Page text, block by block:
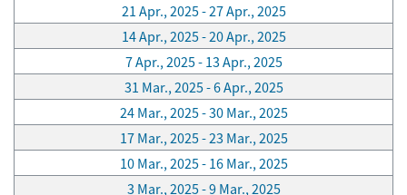
21 Apr., 2025 - 27 Apr., 2025
14 Apr., 2025 - 20 Apr., 2025
7 Apr., 2025 - 13 Apr., 2025
31 Mar., 2025 - 6 Apr., 2025
24 Mar., 2025 - 30 Mar., 2025
17 Mar., 2025 - 23 Mar., 2025
10 Mar., 2025 - 16 Mar., 2025
3 Mar., 2025 - 9 Mar., 2025